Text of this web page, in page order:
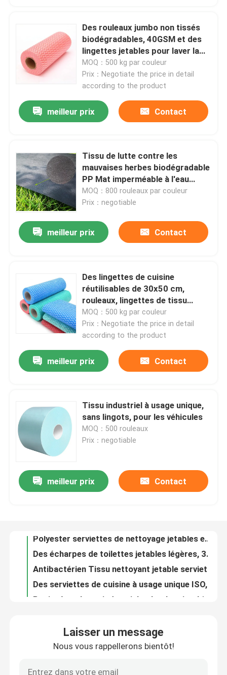
Produits
À propos de nous
Visite de l'usine
Nous contacter
Nouvelles
Tissus non tissés
Rouleau jumbo non tissé
Des rouleaux jumbo non tissés
biodégradables, 40GSM et des
lingettes jetables pour laver la
vaisselle
MOQ：500 kg par couleur
Prix：Negotiate the price in detail
according to the product
meilleur prix Contact
Tissu de lutte contre les
mauvaises herbes biodégradable
PP Mat imperméable à l'eau
respirable
MOQ：800 rouleaux par couleur
Prix：negotiable
meilleur prix Contact
Des lingettes de cuisine
réutilisables de 30x50 cm,
rouleaux, lingettes de tissu
polyvalents pour le ménage
MOQ：500 kg par couleur
Prix：Negotiate the price in detail
according to the product
meilleur prix Contact
Tissu industriel à usage unique,
sans lingots, pour les véhicules
MOQ：500 rouleaux
Prix：negotiable
meilleur prix Contact
Polyester serviettes de nettoyage jetables en rouleau polyvalent durable
Papier à rouleaux industriel polyvalent jetable
60gm bleu serviettes industrielles lourdes en rouleau pâte de bois en PP chiffons non toxiques
Laisser un message
Nous vous rappellerons bientôt!